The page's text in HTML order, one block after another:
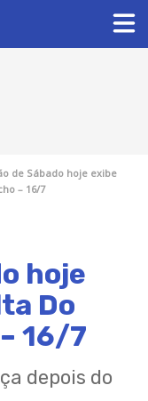
de Sábado hoje exibe
– 16/7
hoje
Do
16/7
depois do